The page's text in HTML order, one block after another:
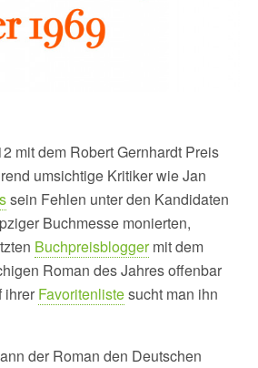
mit dem Robert Gernhardt Preis
umsichtige Kritiker wie Jan
sein Fehlen unter den Kandidaten
Buchmesse monierten,
Buchpreisbloggermit dem
Roman des Jahres offenbar
ihrer Favoritenlistesucht man ihn
der Roman den Deutschen